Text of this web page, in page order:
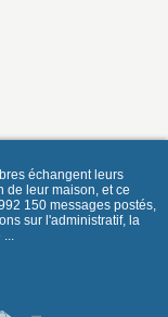
échangent leurs
de leur maison, et ce
150 messages postés,
sur l'administratif, la
...